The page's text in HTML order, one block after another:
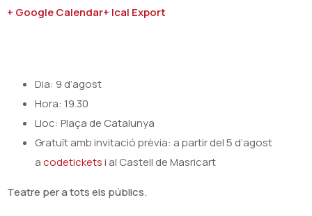
+ Google Calendar+ Ical Export
Dia: 9 d’agost
Hora: 19.30
Lloc: Plaça de Catalunya
Gratuït amb invitació prèvia: a partir del 5 d’agost
acodeticketsi al Castell de Masricart
Teatre per a tots els públics.